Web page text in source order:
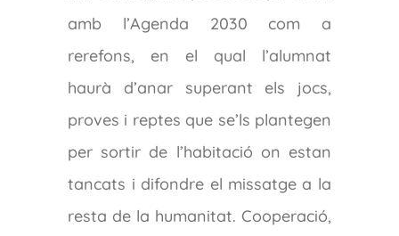
amb l’Agenda 2030 com a
rerefons, en el qual l’alumnat
haurà d’anar superant els jocs,
proves i reptes que se’ls plantegen
per sortir de l’habitació on estan
tancats i difondre el missatge a la
resta de la humanitat. Cooperació,